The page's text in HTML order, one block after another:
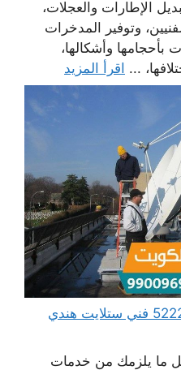
الإطارات والعجلات،
وتوفير المدخرات
بأحجامها وأشكالها،
... اقرأ المزيد
فني ستلايت المطلاع 52227330 فني ستلايت هندي
ما يلزمك من خدمات